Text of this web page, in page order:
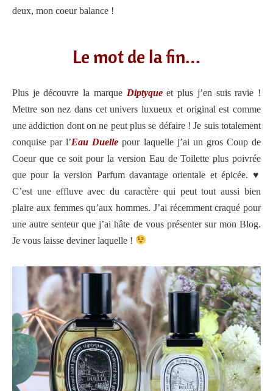
deux, mon coeur balance !
Le mot de la fin…
Plus je découvre la marque Diptyqueet plus j’en suis ravie !
Mettre son nez dans cet univers luxueux et original est comme
une addiction dont on ne peut plus se défaire ! Je suis totalement
conquise par l’Eau Duelle pour laquelle j’ai un gros Coup de
Coeur que ce soit pour la version Eau de Toilette plus poivrée
que pour la version Parfum davantage orientale et épicée. ♥️
C’est une effluve avec du caractère qui peut tout aussi bien
plaire aux femmes qu’aux hommes. J’ai récemment craqué pour
une autre senteur que j’ai hâte de vous présenter sur mon Blog.
Je vous laisse deviner laquelle !